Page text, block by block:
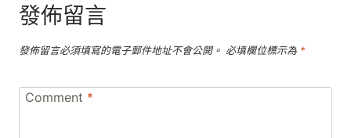
發佈留言
發佈留言必須填寫的電子郵件地址不會公開。 必填欄位標示為 *
Comment *